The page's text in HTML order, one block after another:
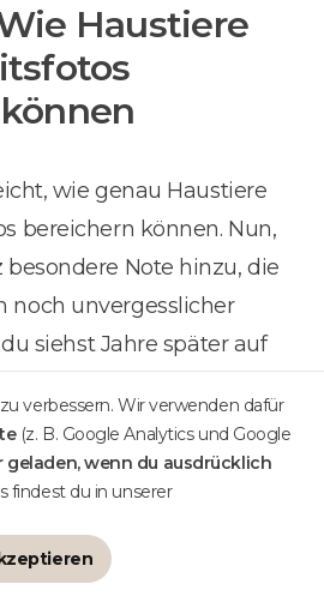
Haustiere
wie genau Haustiere
bereichern können. Nun,
Note hinzu, die
noch unvergesslicher
siehst Jahre später auf
einem breiten Lächeln im
in die Bilder.
ungezwungene Momente
verbessern. Wir verwenden dafür
(z. B. Google Analytics und Google
geladen, wenn du ausdrücklich
findest du in unserer